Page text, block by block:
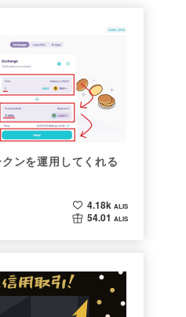
ンを運用してくれる
4.18k ALIS
54.01 ALIS